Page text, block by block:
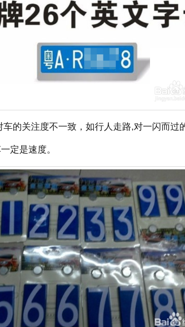
车的关注度不一致，如行人走路,对一闪而
定是速度。